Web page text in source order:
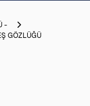
-
GÖZLÜĞÜ